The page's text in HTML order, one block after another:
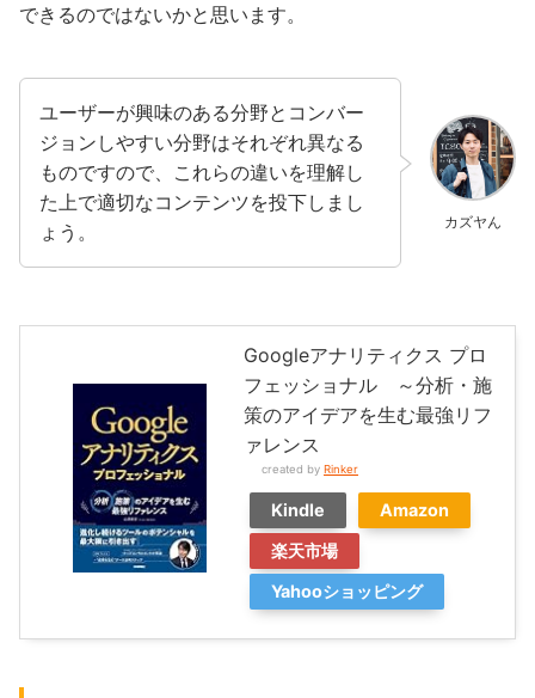
できるのではないかと思います。
カズヤん
ユーザーが興味のある分野とコンバー
ジョンしやすい分野はそれぞれ異なる
ものですので、これらの違いを理解し
た上で適切なコンテンツを投下しまし
ょう。
Googleアナリティクス プロ
フェッショナル ～分析・施
策のアイデアを生む最強リフ
ァレンス
created by Rinker
Kindle
Amazon
楽天市場
Yahooショッピング